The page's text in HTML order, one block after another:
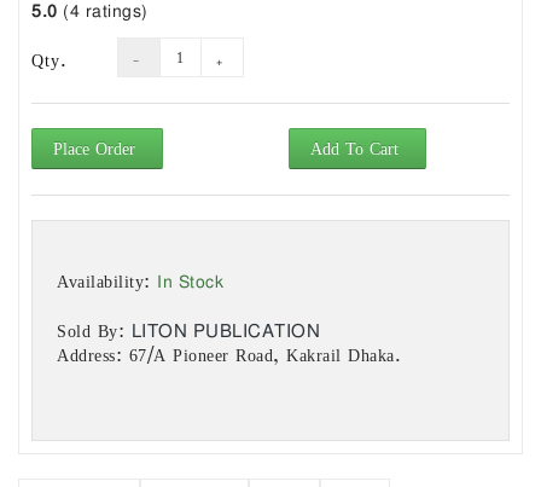
5.0 (4 ratings)
Qty.
Place Order Add To Cart
Availability: In Stock
Sold By: LITON PUBLICATION
Address: 67/A Pioneer Road, Kakrail Dhaka.